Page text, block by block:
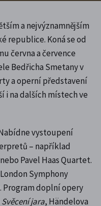
a nejvýznamnějším
republice. Koná se od
června a července
Bedřicha Smetany v
a operní představení
i na dalších místech ve
vystoupení
– například
Pavel Haas Quartet.
Symphony
Program doplní opery
Svěcení jara, Händelova